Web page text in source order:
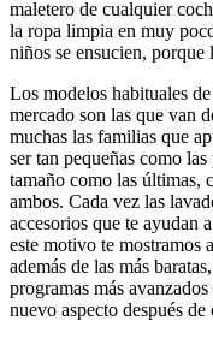
maletero de cualquier
la ropa limpia en muy
niños se ensucien, porque
Los modelos habituales
mercado son las que van
muchas las familias que
ser tan pequeñas como
tamaño como las últimas,
ambos. Cada vez las
accesorios que te ayudan
este motivo te mostramos
además de las más
programas más
nuevo aspecto después de